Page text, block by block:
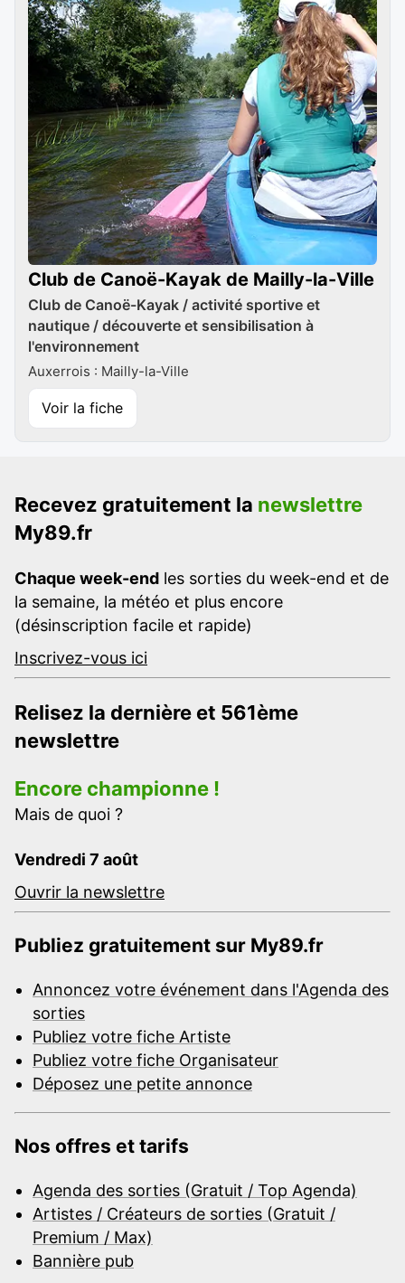
Club de Canoë-Kayak de Mailly-la-Ville
Club de Canoë-Kayak / activité sportive et
nautique / découverte et sensibilisation à
l'environnement
Auxerrois : Mailly-la-Ville
Voir la fiche
Recevez gratuitement la newslettre
My89.fr
Chaque week-end les sorties du week-end et de
la semaine, la météo et plus encore
(désinscription facile et rapide)
Inscrivez-vous ici
Relisez la dernière et 561ème
newslettre
Encore championne !
Mais de quoi ?
Vendredi 7 août
Ouvrir la newslettre
Publiez gratuitement sur My89.fr
Annoncez votre événement dans l'Agenda des
sorties
Publiez votre fiche Artiste
Publiez votre fiche Organisateur
Déposez une petite annonce
Nos offres et tarifs
Agenda des sorties (Gratuit / Top Agenda)
Artistes / Créateurs de sorties (Gratuit /
Premium / Max)
Bannière pub